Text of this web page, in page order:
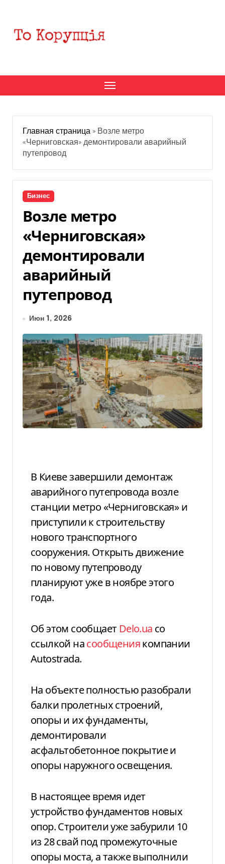
содержанию
Главная страница » Возле метро
«Черниговская» демонтировали аварийный
путепровод
Бизнес
Возле метро
«Черниговская»
демонтировали
аварийный
путепровод
Июн 1, 2026
В Киеве завершили демонтаж
аварийного путепровода возле
станции метро «Черниговская» и
приступили к строительству
нового транспортного
сооружения. Открыть движение
по новому путепроводу
планируют уже в ноябре этого
года.
Об этом сообщает Delo.ua со
ссылкой насообщениякомпании
Autostrada.
На объекте полностью разобрали
балки пролетных строений,
опоры и их фундаменты,
демонтировали
асфальтобетонное покрытие и
опоры наружного освещения.
В настоящее время идет
устройство фундаментов новых
опор. Строители уже забурили 10
из 28 свай под промежуточные
опоры моста, а также выполнили